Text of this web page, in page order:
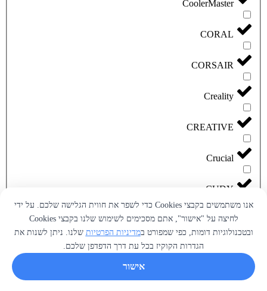
CoolerMaster
CORAL
CORSAIR
Creality
CREATIVE
Crucial
CUDY
D-LINK
Dell
Dragon
אנו משתמשים בקבצי Cookies כדי לשפר את חווית הגלישה שלכם. על ידי
לחיצה על "אישור", אתם מסכימים לשימוש שלנו בקבצי Cookies
ובטכנולוגיות דומות, כפי שמפורט במדיניות הפרטיות שלנו. ניתן לשנות את
הגדרות הקוקיז בכל עת דרך הדפדפן שלכם.
אישור